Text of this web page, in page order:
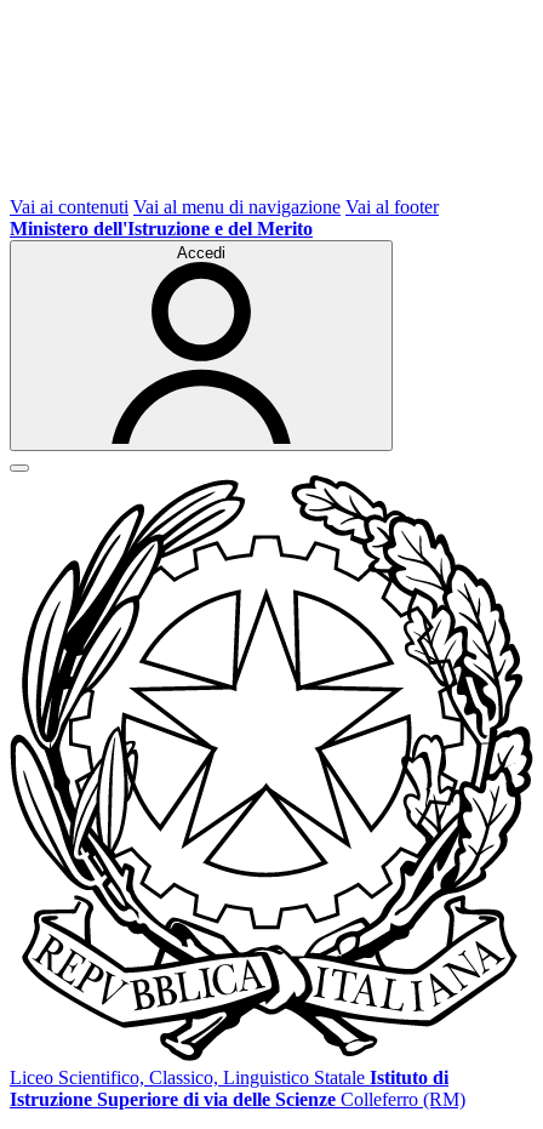
Vai ai contenuti Vai al menu di navigazione Vai al footer
Ministero dell'Istruzione e del Merito
Accedi
Liceo Scientifico, Classico, Linguistico Statale Istituto di
Istruzione Superiore di via delle Scienze Colleferro (RM)